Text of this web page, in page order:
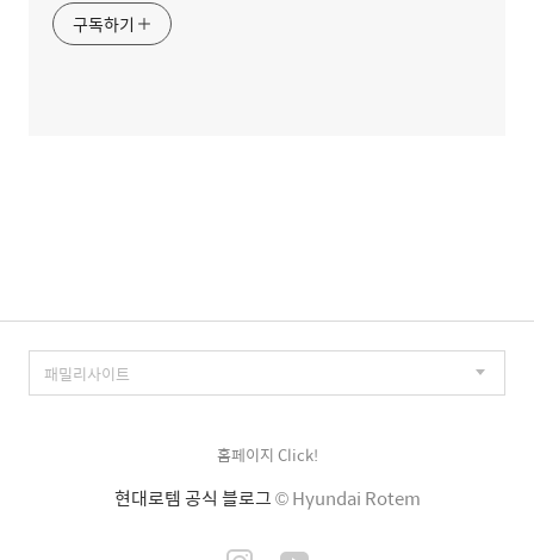
구독하기
홈페이지 Click!
현대로템 공식 블로그© Hyundai Rotem